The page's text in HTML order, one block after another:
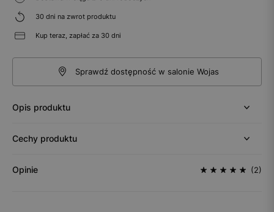
30 dni na zwrot produktu
Kup teraz, zapłać za 30 dni
Sprawdź dostępność w salonie Wojas
Opis produktu
Cechy produktu
Opinie (2)